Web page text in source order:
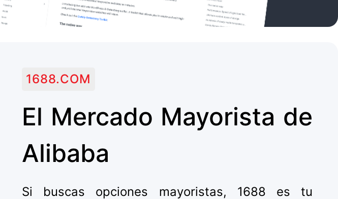
1688.COM
El Mercado Mayorista de
Alibaba
Si buscas opciones mayoristas, 1688 es tu